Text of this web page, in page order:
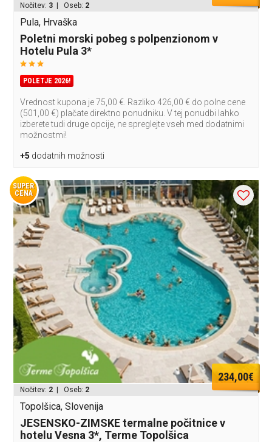
Nočitev: 3 | Oseb: 2
Pula, Hrvaška
Poletni morski pobeg s polpenzionom v
Hotelu Pula 3*
POLETJE 2026!
Vrednost kupona je 75,00 €. Razliko 426,00 € do polne cene
(501,00 €) plačate direktno ponudniku. V tej ponudbi lahko
izberete tudi druge opcije, ne spreglejte vseh med dodatnimi
možnostmi!
+5 dodatnih možnosti
SUPER
CENA
234,00€
Nočitev: 2 | Oseb: 2
Topolšica, Slovenija
JESENSKO-ZIMSKE termalne počitnice v
hotelu Vesna 3*, Terme Topolšica